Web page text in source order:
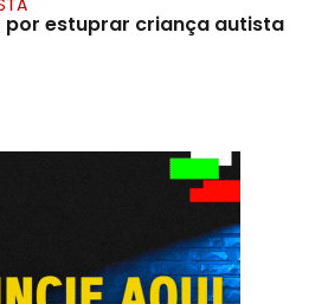
por estuprar criança autista